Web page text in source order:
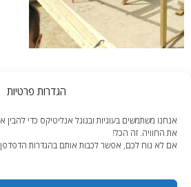
הגדרות פרטיות
אנחנו משתמשים בעוגיות ובגוגל אנליטיקס כדי
את החוויה. זה הכל!
אם לא נוח לכם, אפשר לכבות אותם בהגדרות